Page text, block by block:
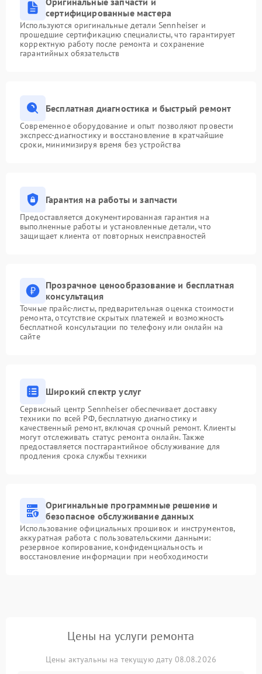
сертифицированные мастера
Используются оригинальные детали Sennheiser и
прошедшие сертификацию специалисты, что гарантирует
корректную работу после ремонта и сохранение
гарантийных обязательств
Бесплатная диагностика и быстрый ремонт
Современное оборудование и опыт позволяют провести
экспресс-диагностику и восстановление в кратчайшие
сроки, минимизируя время без устройства
Гарантия на работы и запчасти
Предоставляется документированная гарантия на
выполненные работы и установленные детали, что
защищает клиента от повторных неисправностей
Прозрачное ценообразование и бесплатная
консультация
Точные прайс-листы, предварительная оценка стоимости
ремонта, отсутствие скрытых платежей и возможность
бесплатной консультации по телефону или онлайн на
сайте
Широкий спектр услуг
Сервисный центр Sennheiser обеспечивает доставку
техники по всей РФ, бесплатную диагностику и
качественный ремонт, включая срочный ремонт. Клиенты
могут отслеживать статус ремонта онлайн. Также
предоставляется постгарантийное обслуживание для
продления срока службы техники
Оригинальные программные решение и
безопасное обслуживание данных
Использование официальных прошивок и инструментов,
аккуратная работа с пользовательскими данными:
резервное копирование, конфиденциальность и
восстановление информации при необходимости
Цены на услуги ремонта
Цены актуальны на текущую дату 08.08.2026